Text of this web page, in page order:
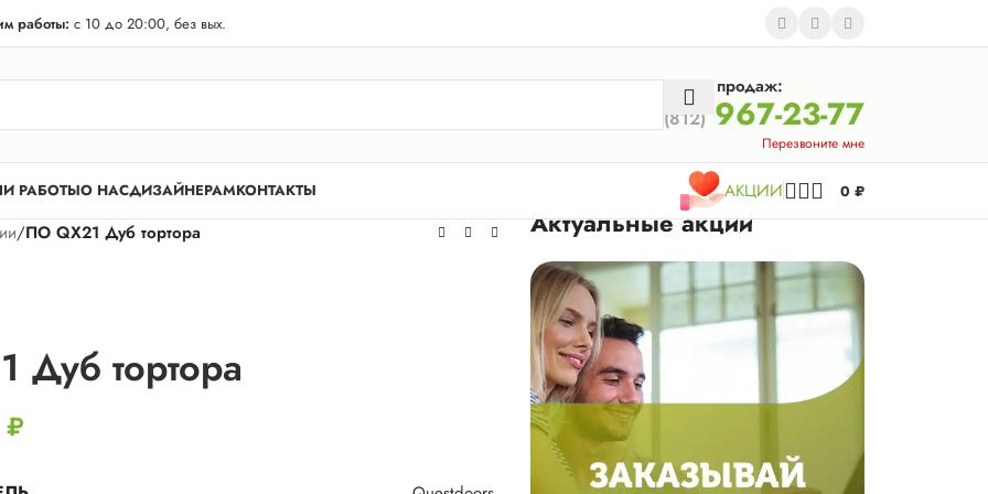
Лен. области! Бесплатная доставка в 50 км. от КАД.
работы: с 10 до 20:00, без вых.
Отдел продаж:
(812) 967-23-77
Перезвоните мне
РАБОТЫО НАСДИЗАЙНЕРАМКОНТАКТЫ АКЦИИ 0 ₽
/ПО QX21 Дуб тортора
Дуб тортора
₽
Актуальные акции